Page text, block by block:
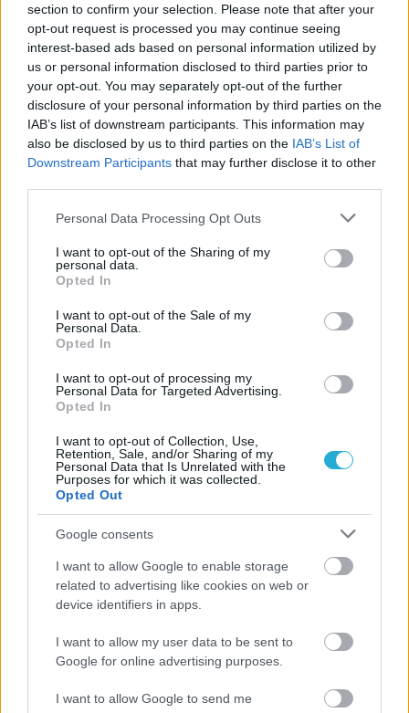
section to confirm your selection. Please note that after your
opt-out request is processed you may continue seeing
interest-based ads based on personal information utilized by
us or personal information disclosed to third parties prior to
your opt-out. You may separately opt-out of the further
disclosure of your personal information by third parties on the
IAB’s list of downstream participants. This information may
also be disclosed by us to third parties on the IAB’s List of
Downstream Participants that may further disclose it to other
Please note that this website/app uses one or more Google
not limited to your visit or usage behaviour. You may click to
grant or deny consent to Google and its third-party tags to
use your data for below specified purposes in below Google
consent section.
Personal Data Processing Opt Outs
I want to opt-out of the Sharing of my
personal data.
Opted In
I want to opt-out of the Sale of my
Personal Data.
Opted In
I want to opt-out of processing my
Personal Data for Targeted Advertising.
Opted In
I want to opt-out of Collection, Use,
Retention, Sale, and/or Sharing of my
Personal Data that Is Unrelated with the
Purposes for which it was collected.
Opted Out
Google consents
I want to allow Google to enable storage
related to advertising like cookies on web or
device identifiers in apps.
I want to allow my user data to be sent to
Google for online advertising purposes.
I want to allow Google to send me
11/03/2026
Από την Περούτζια του 2000
στο σήμερα: Tο τρίτο
ευρωπαϊκό ραντεβού του
Παναθηναϊκού με την
ιστορία
ΗΛΙΑΣ ΠΑΠΑΪΩΑΝΝΟΥ
08/03/2026
Αναγνώριση και σεβασμός
οι σημαντικότερες νίκες του
Α.Ο. Θήρας